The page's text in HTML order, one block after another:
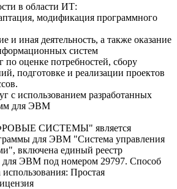
в области ИТ:
модификация программного
и иная деятельность, а также оказание
систем
по оценке потребностей, сбору
подготовке и реализации проектов
с использованием разработанных
для ЭВМ
СИСТЕМЫ" является
для ЭВМ "Система управления
включена единый реестр
для ЭВМ под номером 29797. Cпособ
Простая